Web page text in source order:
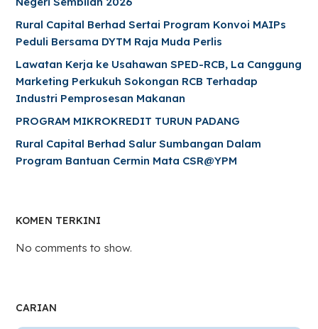
Rural Capital Berhad Sertai Program Konvoi MAIPs
Peduli Bersama DYTM Raja Muda Perlis
Lawatan Kerja ke Usahawan SPED-RCB, La Canggung
Marketing Perkukuh Sokongan RCB Terhadap
Industri Pemprosesan Makanan
PROGRAM MIKROKREDIT TURUN PADANG
Rural Capital Berhad Salur Sumbangan Dalam
Program Bantuan Cermin Mata CSR@YPM
KOMEN TERKINI
No comments to show.
CARIAN